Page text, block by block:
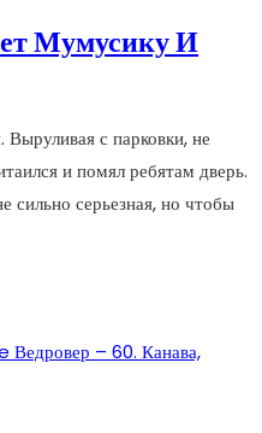
Мумусику И
Выруливая с парковки, не
и помял ребятам дверь.
сильно серьезная, но чтобы